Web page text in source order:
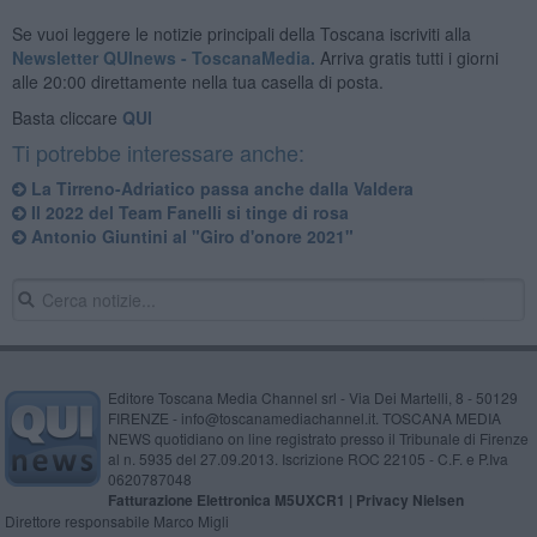
Se vuoi leggere le notizie principali della Toscana iscriviti alla
Newsletter QUInews - ToscanaMedia. Arriva gratis tutti i giorni
alle 20:00 direttamente nella tua casella di posta.
Basta cliccare QUI
Ti potrebbe interessare anche:
La Tirreno-Adriatico passa anche dalla Valdera
Il 2022 del Team Fanelli si tinge di rosa
Antonio Giuntini al "Giro d'onore 2021"
Editore Toscana Media Channel srl - Via Dei Martelli, 8 - 50129
FIRENZE - info@toscanamediachannel.it. TOSCANA MEDIA
NEWS quotidiano on line registrato presso il Tribunale di Firenze
al n. 5935 del 27.09.2013. Iscrizione ROC 22105 - C.F. e P.Iva
0620787048
Fatturazione Elettronica M5UXCR1 | Privacy Nielsen
Direttore responsabile Marco Migli